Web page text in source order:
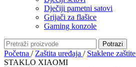
Dječiji pametni satovi
Grijači za flašice
Gaming konzole
Potrazi
Početna / Zaštita uređaja / Staklene zaštite
STAKLO XIAOMI